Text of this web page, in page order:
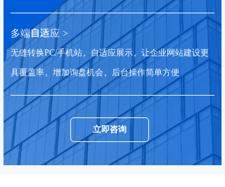
多端自适应 >
无缝转换PC/手机站，自适应展示，让企业网站建设更
具覆盖率，增加询盘机会，后台操作简单方便
立即咨询